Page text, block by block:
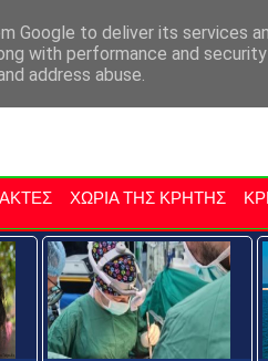
Επαρχία Μαλεβιζίου
ΧΩΡΙΑ ΤΗΣ ΚΡΗΤΗΣ
Google to deliver its services
with performance and
address abuse.